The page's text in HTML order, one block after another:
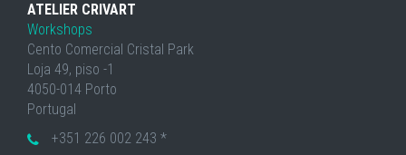
ATELIER CRIVART
Workshops
Cento Comercial Cristal Park
Loja 49, piso -1
4050-014 Porto
Portugal
+351 226 002 243 *